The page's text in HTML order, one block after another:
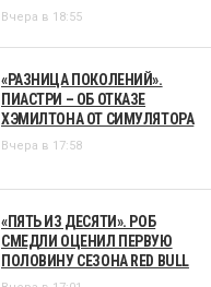
Вчера в 18:55
«РАЗНИЦА ПОКОЛЕНИЙ».
ПИАСТРИ – ОБ ОТКАЗЕ
ХЭМИЛТОНА ОТ СИМУЛЯТОРА
Вчера в 17:58
«ПЯТЬ ИЗ ДЕСЯТИ». РОБ
СМЕДЛИ ОЦЕНИЛ ПЕРВУЮ
ПОЛОВИНУ СЕЗОНА RED BULL